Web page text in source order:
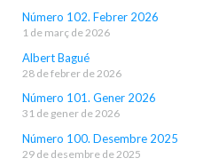
Número 102. Febrer 2026
1 de març de 2026
Albert Bagué
28 de febrer de 2026
Número 101. Gener 2026
31 de gener de 2026
Número 100. Desembre 2025
29 de desembre de 2025